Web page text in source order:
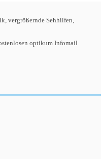
vergrößernde Sehhilfen,
optikum Infomail